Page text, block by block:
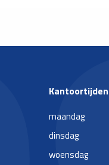
maandag
dinsdag
woensdag